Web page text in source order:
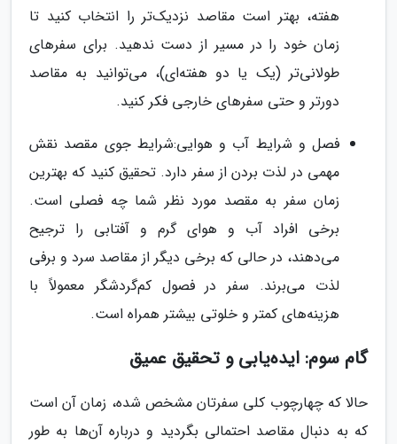
هفته، بهتر است مقاصد نزدیک‌تر را انتخاب کنید تا
زمان خود را در مسیر از دست ندهید. برای سفرهای
طولانی‌تر (یک یا دو هفته‌ای)، می‌توانید به مقاصد
دورتر و حتی سفرهای خارجی فکر کنید.
فصل و شرایط آب و هوایی:شرایط جوی مقصد نقش
مهمی در لذت بردن از سفر دارد. تحقیق کنید که بهترین
زمان سفر به مقصد مورد نظر شما چه فصلی است.
برخی افراد آب و هوای گرم و آفتابی را ترجیح
می‌دهند، در حالی که برخی دیگر از مقاصد سرد و برفی
لذت می‌برند. سفر در فصول کم‌گردشگر معمولاً با
هزینه‌های کمتر و خلوتی بیشتر همراه است.
گام سوم: ایده‌یابی و تحقیق عمیق
حالا که چهارچوب کلی سفرتان مشخص شده، زمان آن است
که به دنبال مقاصد احتمالی بگردید و درباره آن‌ها به طور